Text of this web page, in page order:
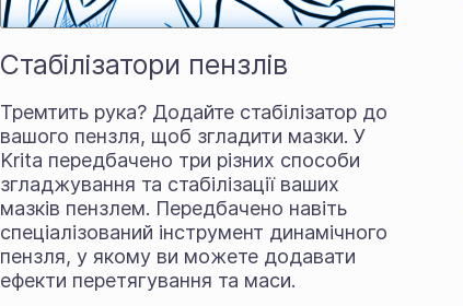
Стабілізатори пензлів
Тремтить рука? Додайте стабілізатор до
вашого пензля, щоб згладити мазки. У
Krita передбачено три різних способи
згладжування та стабілізації ваших
мазків пензлем. Передбачено навіть
спеціалізований інструмент динамічного
пензля, у якому ви можете додавати
ефекти перетягування та маси.